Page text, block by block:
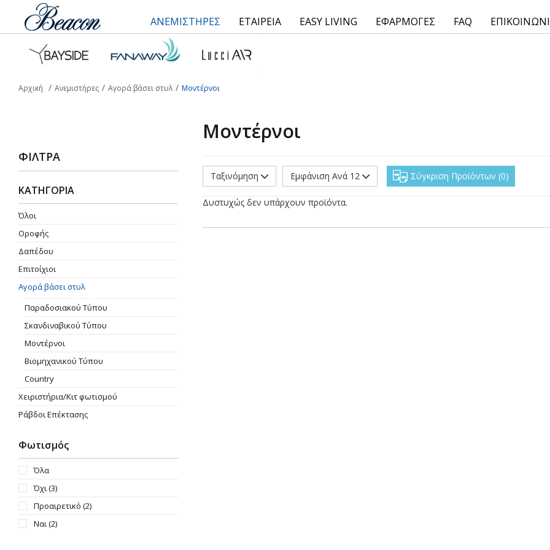
ΑΝΕΜΙΣΤΗΡΕΣ ΕΤΑΙΡΕΙΑ EASY LIVING ΕΦΑΡΜΟΓΕΣ FAQ
Αρχική Ανεμιστήρες Αγορά βάσει στυλ Μοντέρνοι
ΦΊΛΤΡΑ
ΚΑΤΗΓΟΡΙΑ
Όλοι
Οροφής
Δαπέδου
Επιτοίχιοι
Αγορά βάσει στυλ
Παραδοσιακού Τύπου
Σκανδιναβικού Τύπου
Μοντέρνοι
Βιομηχανικού Τύπου
Country
Χειριστήρια/Κιτ φωτισμού
Ράβδοι Επέκτασης
Φωτισμός
Όλα
Όχι (3)
Προαιρετικό (2)
Ναι (2)
Μοντέρνοι
Ταξινόμηση Εμφάνιση Ανά 12 Σύγκριση Προϊόντων 0
Δυστυχώς δεν υπάρχουν προϊόντα.